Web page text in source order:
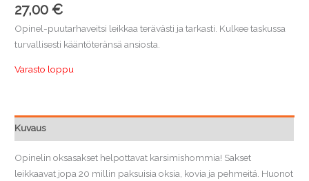
27,00€
Opinel-puutarhaveitsi leikkaa terävästi ja tarkasti. Kulkee taskussa
turvallisesti kääntöteränsä ansiosta.
Varasto loppu
Kuvaus
Opinelin oksasakset helpottavat karsimishommia! Sakset
leikkaavat jopa 20 millin paksuisia oksia, kovia ja pehmeitä. Huonot